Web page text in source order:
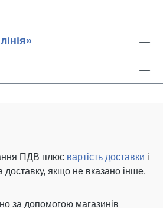
ПДВ плюс вартість доставки і
доставку, якщо не вказано інше.
за допомогою магазинів